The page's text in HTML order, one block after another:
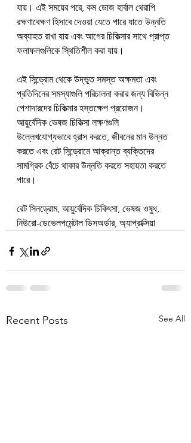
যায়। এই সময়ের পরে, কম ডোজ হার্বাল থেরাপি
রক্ষণাবেক্ষণ হিসাবে দেওয়া যেতে পারে যাতে উন্নতি
অব্যাহত রাখা যায় এবং আগের চিকিত্সার সাথে প্রাপ্ত
ফলাফলগুলিকে স্থিতিশীল করা যায়।
এই সিন্ড্রোম থেকে উদ্ভূত সমস্ত অক্ষমতা এবং
প্রতিদিনের সমস্যাগুলি পরিচালনা করার জন্য বিভিন্ন
পেশাদারদের চিকিত্সার হস্তক্ষেপ প্রয়োজন।
আয়ুর্বেদিক ভেষজ চিকিত্সা লক্ষণগুলি
উল্লেখযোগ্যভাবে হ্রাস করতে, জীবনের মান উন্নত
করতে এবং রেট সিন্ড্রোমে আক্রান্ত ব্যক্তিদের
সামগ্রিক বেঁচে থাকার উন্নতি করতে সহায়তা করতে
পারে।
রেট সিনড্রোম, আয়ুর্বেদিক চিকিৎসা, ভেষজ ওষুধ,
নিউরো-ডেভেলপমেন্টাল ডিসঅর্ডার, অ্যাপ্রাক্সিয়া
Recent Posts See All